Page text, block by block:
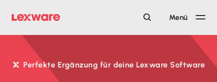
Menü
Perfekte Ergänzung für deine Lexware Software